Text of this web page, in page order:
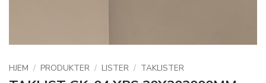
HJEM / PRODUKTER / LISTER / TAKLISTER